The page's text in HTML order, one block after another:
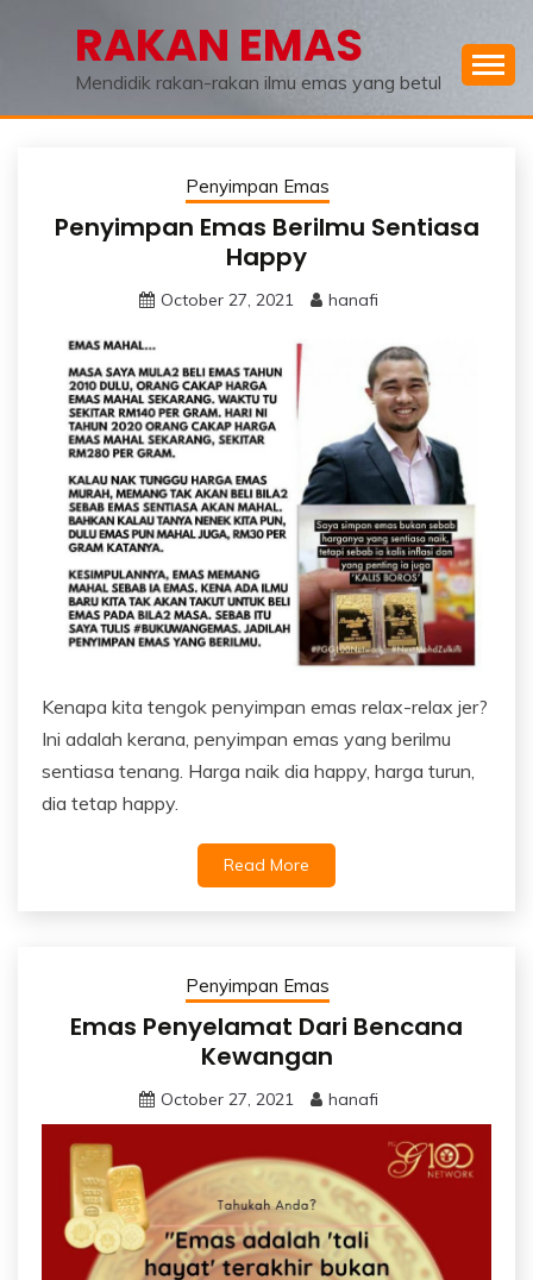
RAKAN EMAS
Mendidik rakan-rakan ilmu emas yang betul
Penyimpan Emas
Penyimpan Emas Berilmu Sentiasa
Happy
October 27, 2021 hanafi
Kenapa kita tengok penyimpan emas relax-relax jer?
Ini adalah kerana, penyimpan emas yang berilmu
sentiasa tenang. Harga naik dia happy, harga turun,
dia tetap happy.
Read More
Penyimpan Emas
Emas Penyelamat Dari Bencana
Kewangan
October 27, 2021 hanafi